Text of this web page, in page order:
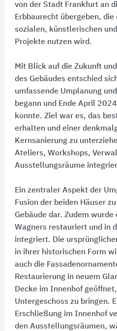
von der Stadt Frankfurt an
Erbbaurecht übergeben,
sozialen, künstlerischen
Projekte nutzen wird.
Mit Blick auf die Zukunft
des Gebäudes entschied
umfassende Umplanung
begann und Ende April
konnte. Ziel war es, das
erhalten und einer
Kernsanierung zu
Ateliers, Workshops,
Ausstellungsräume
Ein zentraler Aspekt der
Fusion der beiden Häuser
Gebäude dar. Zudem wurde
Wagners restauriert und in
integriert. Die
in ihrer historischen Form
auch die
Restaurierung in neuem
Decke im Innenhof
Untergeschoss zu bringen.
Erschließung im Innenhof
den Ausstellungsräumen,